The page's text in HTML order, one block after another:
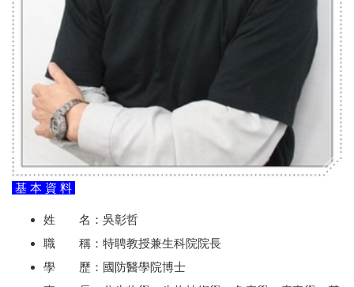
基 本 資 料
姓 名：吳彰哲
職 稱：特聘教授兼生科院院長
學 歷：國防醫學院博士